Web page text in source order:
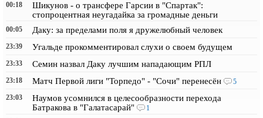
00:18
Шикунов - о трансфере Гарсии в "Спартак":
стопроцентная неугадайка за громадные деньги
00:05 Даку: за пределами поля я дружелюбный человек
23:39 Угальде прокомментировал слухи о своем будущем
23:33 Семин назвал Даку лучшим нападающим РПЛ
23:18 Матч Первой лиги "Торпедо" - "Сочи" перенесён
5
23:03
Наумов усомнился в целесообразности перехода
Батракова в "Галатасарай"
1